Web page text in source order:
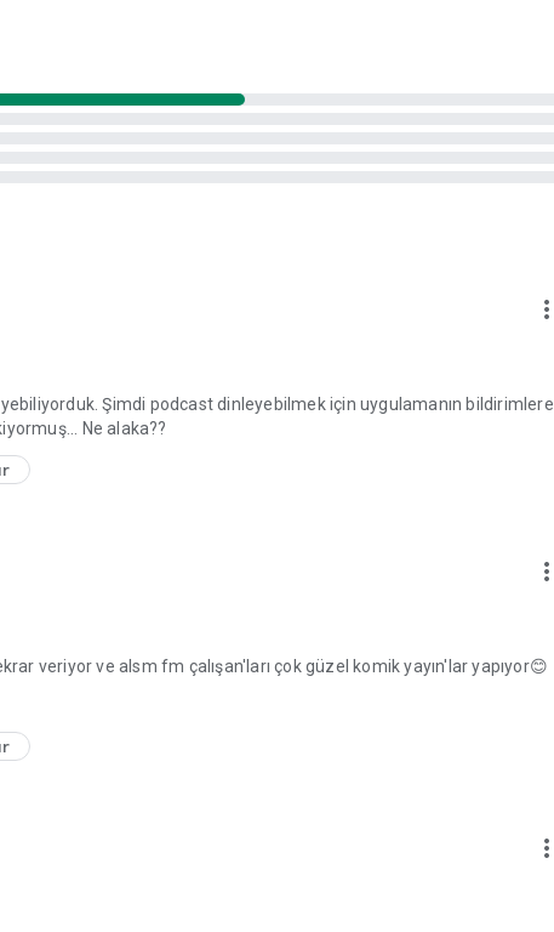
more_vert
Şimdi podcast dinleyebilmek için uygulamanın bildirimlere
Ne alaka??
more_vert
veriyor ve alsm fm çalışan'ları çok güzel komik yayın'lar yapıyor😊
more_vert